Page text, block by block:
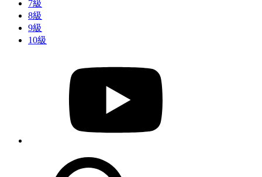
7級
8級
9級
10級